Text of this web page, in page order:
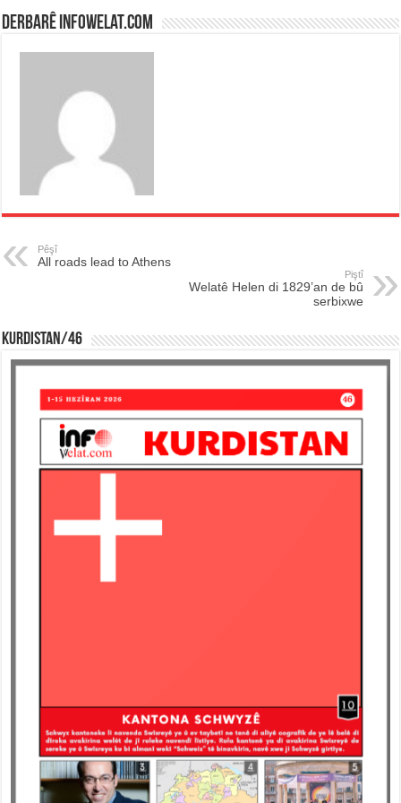
Derbarê infowelat.com
Pêşî
All roads lead to Athens
Piştî
Welatê Helen di 1829’an de bû
serbixwe
KURDISTAN/46